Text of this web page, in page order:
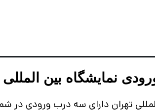
نمایشگاه بین المللی
تهران دارای سه درب ورودی در